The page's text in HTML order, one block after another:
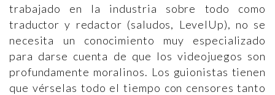
trabajado en la industria sobre todo como
traductor y redactor (saludos, LevelUp), no se
necesita un conocimiento muy especializado
para darse cuenta de que los videojuegos son
profundamente moralinos. Los guionistas tienen
que vérselas todo el tiempo con censores tanto